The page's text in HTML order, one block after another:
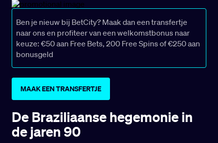
Ben je nieuw bij BetCity? Maak dan een transfertje
naar ons en profiteer van een welkomstbonus naar
keuze: €50 aan Free Bets, 200 Free Spins of €250 aan
bonusgeld
MAAK EEN TRANSFERTJE
De Braziliaanse hegemonie in
de jaren 90